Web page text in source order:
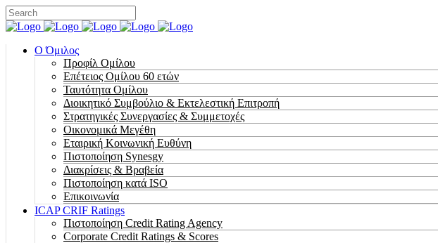
Ο Όμιλος
Προφίλ Ομίλου
Επέτειος Oμίλου 60 ετών
Ταυτότητα Ομίλου
Διοικητικό Συμβούλιο & Εκτελεστική Επιτροπή
Στρατηγικές Συνεργασίες & Συμμετοχές
Οικονομικά Μεγέθη
Εταιρική Κοινωνική Ευθύνη
Πιστοποίηση Synesgy
Διακρίσεις & Βραβεία
Πιστοποίηση κατά ISO
Επικοινωνία
ICAP CRIF Ratings
Πιστοποίηση Credit Rating Agency
Corporate Credit Ratings & Scores